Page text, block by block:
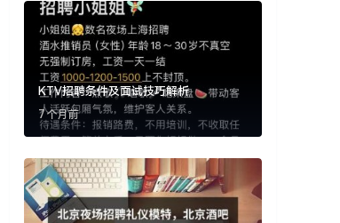
KTV招聘条件及面试技巧解析
7 个月前